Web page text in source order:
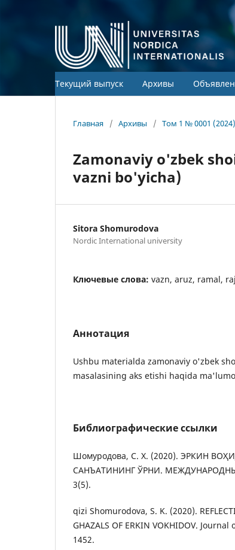
Текущий выпуск Архивы
Главная / Архивы / Том 1 № 0001
Zamonaviy o'zbek
vazni bo'yicha)
Sitora Shomurodova
Nordic International university
Ключевые слова: vazn, aruz, ramal,
Аннотация
Ushbu materialda zamonaviy o'zbek
masalasining aks etishi haqida
Библиографические ссылки
Шомуродова, С. Х. (2020). ЭРКИН
САНЪАТИНИНГ ЎРНИ.
3(5).
qizi Shomurodova, S. K. (2020).
GHAZALS OF ERKIN VOKHIDOV.
1452.